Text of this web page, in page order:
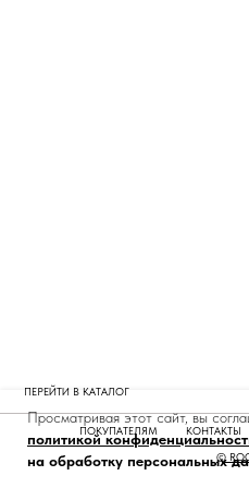
ПЕРЕЙТИ В КАТАЛОГ
Просматривая этот сайт, вы
политикой
на обработку персональных
©
ПОКУПАТЕЛЯМ КОНТАКТЫ